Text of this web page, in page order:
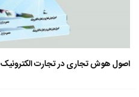
اصول هوش تجاری در تجارت الکترونیک